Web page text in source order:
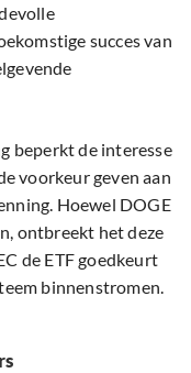
succes van
beperkt de interesse
voorkeur geven aan
Hoewel DOGE
ontbreekt het deze
de ETF goedkeurt
binnenstromen.